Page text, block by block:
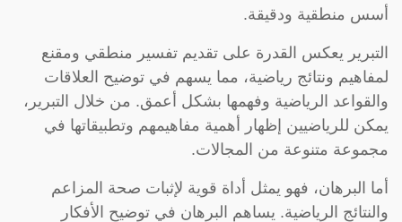
أسس منطقية ودقيقة.
التبرير يعكس القدرة على تقديم تفسير منطقي ومقنع
لمفاهيم ونتائج رياضية، مما يسهم في توضيح العلاقات
والقواعد الرياضية وفهمها بشكل أعمق. من خلال التبرير،
يمكن للرياضيين إظهار أهمية مفاهيمهم وتطبيقاتها في
مجموعة متنوعة من المجالات.
أما البرهان، فهو يمثل أداة قوية لإثبات صحة المزاعم
والنتائج الرياضية. يساهم البرهان في توضيح الأفكار